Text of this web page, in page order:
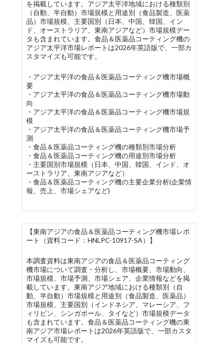
を掲載しています。アジア太平洋地域における種類別
（自動、半自動）市場規模と用途別（食品製造、医薬
品）市場規模、主要国別（日本、中国、韓国、イン
ド、オーストラリア、東南アジアなど）市場規模デー
タも含まれています。食品＆医薬品コーティング機の
アジア太平洋市場レポートは2026年英語版で、一部カ
スタマイズも可能です。
・アジア太平洋の食品＆医薬品コーティング機市場概
要
・アジア太平洋の食品＆医薬品コーティング機市場動
向
・アジア太平洋の食品＆医薬品コーティング機市場規
模
・アジア太平洋の食品＆医薬品コーティング機市場予
測
・食品＆医薬品コーティング機の種類別市場分析
・食品＆医薬品コーティング機の用途別市場分析
・主要国別市場規模（日本、中国、韓国、インド、オ
ーストラリア、東南アジアなど）
・食品＆医薬品コーティング機の主要企業分析(企業情
報、売上、市場シェアなど)
【東南アジアの食品＆医薬品コーティング機市場レポ
ート（資料コード：HNLPC-10917-SA）】
本調査資料は東南アジアの食品＆医薬品コーティング
機市場について調査・分析し、市場概要、市場動向、
市場規模、市場予測、市場シェア、企業情報などを掲
載しています。東南アジア地域における種類別（自
動、半自動）市場規模と用途別（食品製造、医薬品）
市場規模、主要国別（インドネシア、マレーシア、フ
ィリピン、シンガポール、タイなど）市場規模データ
も含まれています。食品＆医薬品コーティング機の東
南アジア市場レポートは2026年英語版で、一部カスタ
マイズも可能です。